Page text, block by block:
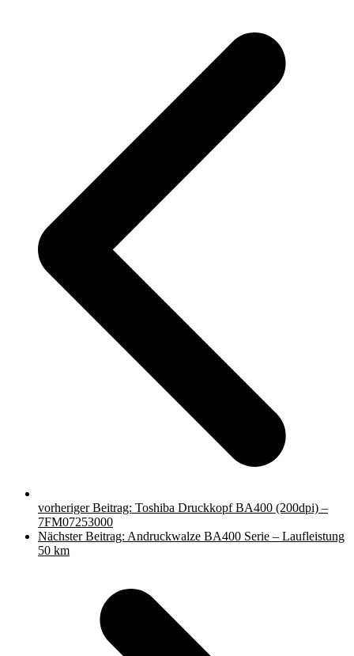
vorheriger Beitrag: Toshiba Druckkopf BA400 (200dpi) –
7FM07253000
Nächster Beitrag: Andruckwalze BA400 Serie – Laufleistung
50 km